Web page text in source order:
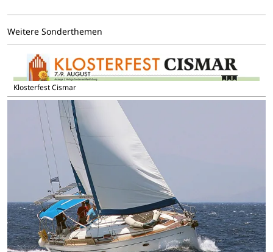
Weitere Sonderthemen
Klosterfest Cismar